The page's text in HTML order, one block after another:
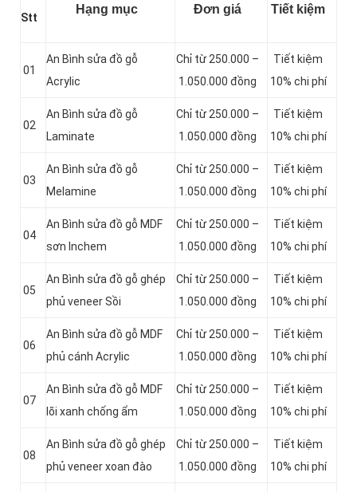
Stt
Hạng mục Đơn giá Tiết kiệm
01
An Bình sửa đồ gỗ
Acrylic
Chỉ từ 250.000 –
1.050.000 đồng
Tiết kiệm
10% chi phí
02
An Bình sửa đồ gỗ
Laminate
Chỉ từ 250.000 –
1.050.000 đồng
Tiết kiệm
10% chi phí
03
An Bình sửa đồ gỗ
Melamine
Chỉ từ 250.000 –
1.050.000 đồng
Tiết kiệm
10% chi phí
04
An Bình sửa đồ gỗ MDF
sơn Inchem
Chỉ từ 250.000 –
1.050.000 đồng
Tiết kiệm
10% chi phí
05
An Bình sửa đồ gỗ ghép
phủ veneer Sồi
Chỉ từ 250.000 –
1.050.000 đồng
Tiết kiệm
10% chi phí
06
An Bình sửa đồ gỗ MDF
phủ cánh Acrylic
Chỉ từ 250.000 –
1.050.000 đồng
Tiết kiệm
10% chi phí
07
An Bình sửa đồ gỗ MDF
lõi xanh chống ẩm
Chỉ từ 250.000 –
1.050.000 đồng
Tiết kiệm
10% chi phí
08
An Bình sửa đồ gỗ ghép
phủ veneer xoan đào
Chỉ từ 250.000 –
1.050.000 đồng
Tiết kiệm
10% chi phí